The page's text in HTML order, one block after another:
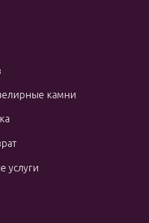
камни
услуги